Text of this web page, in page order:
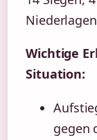
Wichtige
Situation:
gegen